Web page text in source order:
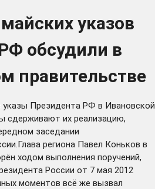
указов
обсудили в
правительстве
указы Президента РФ в Ивановской
сдерживают их реализацию,
заседании
региона Павел Коньков в
ходом выполнения поручений,
России от 7 мая 2012
моментов всё же вызвал